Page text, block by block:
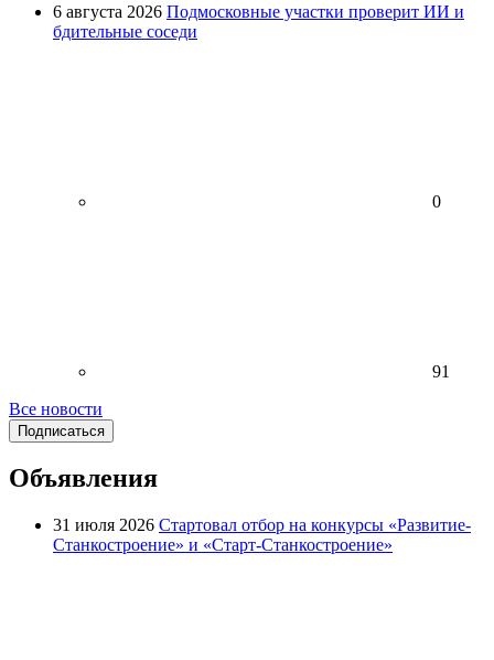
6 августа 2026 Подмосковные участки проверит ИИ и
бдительные соседи
0
91
Все новости
Подписаться
Объявления
31 июля 2026 Стартовал отбор на конкурсы «Развитие-
Станкостроение» и «Старт-Станкостроение»